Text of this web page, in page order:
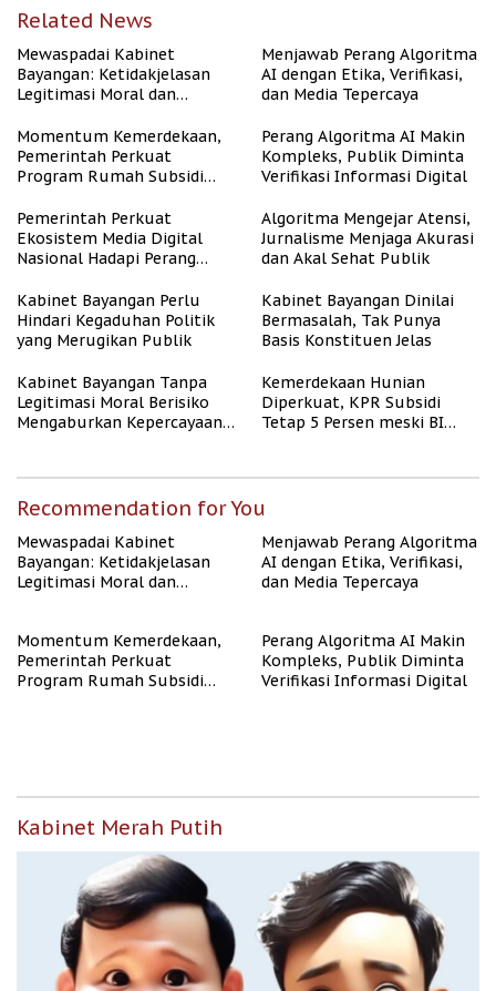
Related News
Mewaspadai Kabinet
Bayangan: Ketidakjelasan
Legitimasi Moral dan
Menjawab Perang Algoritma
AI dengan Etika, Verifikasi,
dan Media Tepercaya
Momentum Kemerdekaan,
Pemerintah Perkuat
Program Rumah Subsidi
Berpenghasilan Rendah
Perang Algoritma AI Makin
Kompleks, Publik Diminta
Verifikasi Informasi Digital
Pemerintah Perkuat
Ekosistem Media Digital
Nasional Hadapi Perang
Algoritma Mengejar Atensi,
Jurnalisme Menjaga Akurasi
dan Akal Sehat Publik
Kabinet Bayangan Perlu
Hindari Kegaduhan Politik
yang Merugikan Publik
Kabinet Bayangan Dinilai
Bermasalah, Tak Punya
Basis Konstituen Jelas
Kabinet Bayangan Tanpa
Legitimasi Moral Berisiko
Mengaburkan Kepercayaan
Kemerdekaan Hunian
Diperkuat, KPR Subsidi
Tetap 5 Persen meski BI
Recommendation for You
Mewaspadai Kabinet
Bayangan: Ketidakjelasan
Legitimasi Moral dan
Menjawab Perang Algoritma
AI dengan Etika, Verifikasi,
dan Media Tepercaya
Momentum Kemerdekaan,
Pemerintah Perkuat
Program Rumah Subsidi
Perang Algoritma AI Makin
Kompleks, Publik Diminta
Verifikasi Informasi Digital
Kabinet Merah Putih